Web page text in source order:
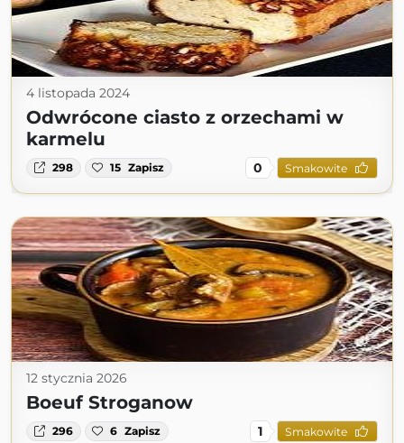
4 listopada 2024
Odwrócone ciasto z orzechami w
karmelu
298 15 Zapisz 0 Smakowite
12 stycznia 2026
Boeuf Stroganow
296 6 Zapisz 1 Smakowite